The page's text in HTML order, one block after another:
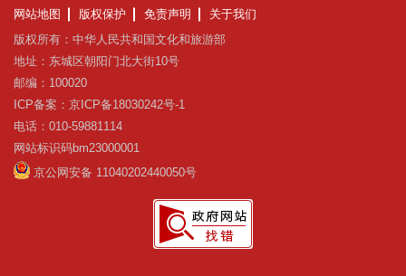
网站地图 版权保护 免责声明
关于我们
版权所有：中华人民共和国文化和旅游部
地址：东城区朝阳门北大街10号
邮编：100020
ICP备案：京ICP备18030242号-1
电话：010-59881114
网站标识码bm23000001
京公网安备 11040202440050号